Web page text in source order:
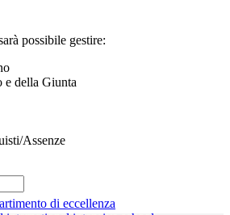
possibile gestire:
e della Giunta
Assenze